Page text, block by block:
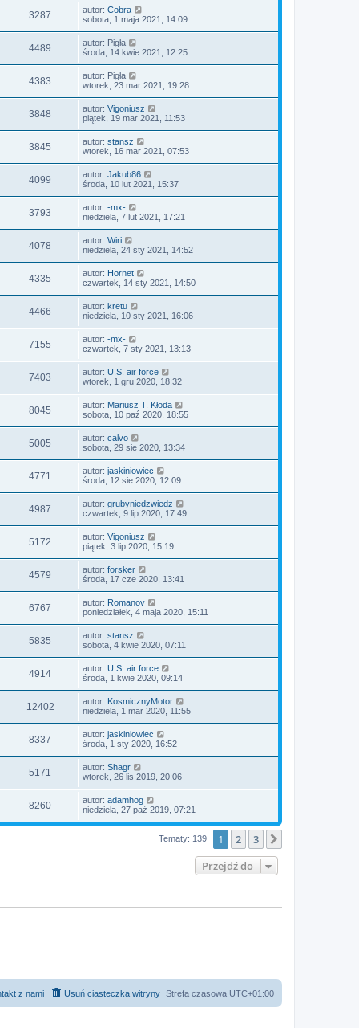
3287 autor: Cobra
sobota, 1 maja 2021, 14:09
4489 autor: Pigła
środa, 14 kwie 2021, 12:25
4383 autor: Pigła
wtorek, 23 mar 2021, 19:28
3848 autor: Vigoniusz
piątek, 19 mar 2021, 11:53
3845 autor: stansz
wtorek, 16 mar 2021, 07:53
4099 autor: Jakub86
środa, 10 lut 2021, 15:37
3793 autor: -mx-
niedziela, 7 lut 2021, 17:21
4078 autor: Wiri
niedziela, 24 sty 2021, 14:52
4335 autor: Hornet
czwartek, 14 sty 2021, 14:50
4466 autor: kretu
niedziela, 10 sty 2021, 16:06
7155 autor: -mx-
czwartek, 7 sty 2021, 13:13
7403 autor: U.S. air force
wtorek, 1 gru 2020, 18:32
8045 autor: Mariusz T. Kłoda
sobota, 10 paź 2020, 18:55
5005 autor: calvo
sobota, 29 sie 2020, 13:34
4771 autor: jaskiniowiec
środa, 12 sie 2020, 12:09
4987 autor: grubyniedzwiedz
czwartek, 9 lip 2020, 17:49
5172 autor: Vigoniusz
piątek, 3 lip 2020, 15:19
4579 autor: forsker
środa, 17 cze 2020, 13:41
6767 autor: Romanov
poniedziałek, 4 maja 2020, 15:11
5835 autor: stansz
sobota, 4 kwie 2020, 07:11
4914 autor: U.S. air force
środa, 1 kwie 2020, 09:14
12402 autor: KosmicznyMotor
niedziela, 1 mar 2020, 11:55
8337 autor: jaskiniowiec
środa, 1 sty 2020, 16:52
5171 autor: Shagr
wtorek, 26 lis 2019, 20:06
8260 autor: adamhog
niedziela, 27 paź 2019, 07:21
Tematy: 139 1 2 3
Przejdź do
Strefa czasowa UTC+01:00
Usuń ciasteczka witryny
z nami